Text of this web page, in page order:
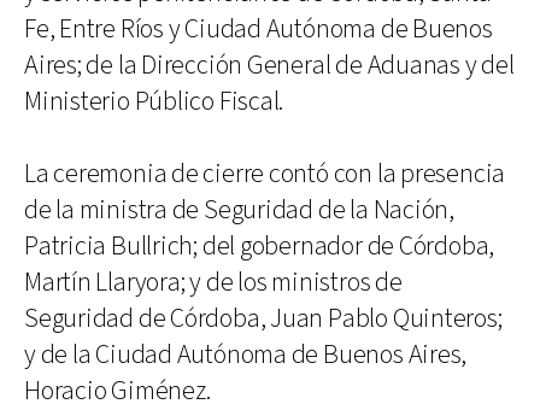
Fe, Entre Ríos y Ciudad Autónoma de Buenos
Aires; de la Dirección General de Aduanas y del
Ministerio Público Fiscal.
La ceremonia de cierre contó con la presencia
de la ministra de Seguridad de la Nación,
Patricia Bullrich; del gobernador de Córdoba,
Martín Llaryora; y de los ministros de
Seguridad de Córdoba, Juan Pablo Quinteros;
y de la Ciudad Autónoma de Buenos Aires,
Horacio Giménez.